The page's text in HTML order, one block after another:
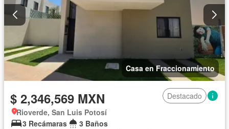
Casa en Fraccionamiento
$ 2,346,569 MXN
Destacado
Rioverde, San Luis Potosí
3 Recámaras
3 Baños